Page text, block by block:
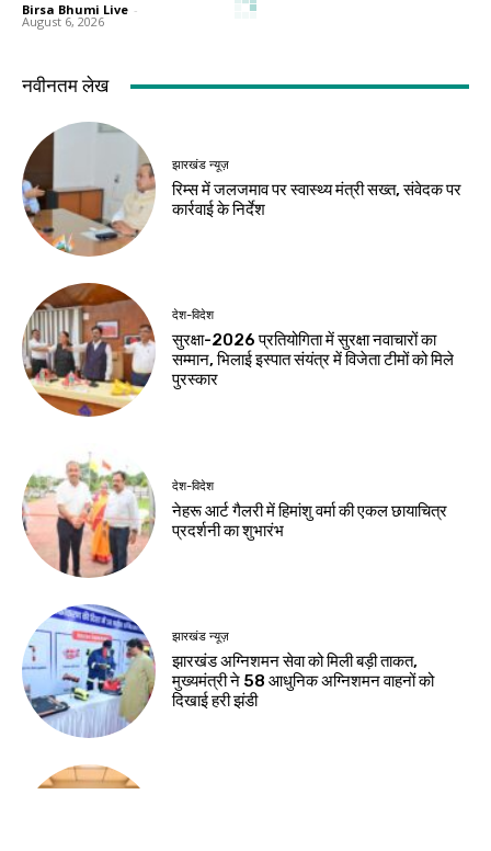
Birsa Bhumi Live -
August 6, 2026
नवीनतम लेख
झारखंड न्यूज़
रिम्स में जलजमाव पर स्वास्थ्य मंत्री सख्त, संवेदक पर
कार्रवाई के निर्देश
देश-विदेश
सुरक्षा-2026 प्रतियोगिता में सुरक्षा नवाचारों का
सम्मान, भिलाई इस्पात संयंत्र में विजेता टीमों को मिले
पुरस्कार
देश-विदेश
नेहरू आर्ट गैलरी में हिमांशु वर्मा की एकल छायाचित्र
प्रदर्शनी का शुभारंभ
झारखंड न्यूज़
झारखंड अग्निशमन सेवा को मिली बड़ी ताकत,
मुख्यमंत्री ने 58 आधुनिक अग्निशमन वाहनों को
दिखाई हरी झंडी